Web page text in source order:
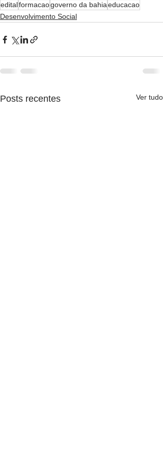
editalformacaogoverno da bahiaeducacao
Desenvolvimento Social
Posts recentes Ver tudo